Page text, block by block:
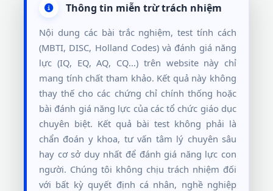
Thông tin miễn trừ trách nhiệm
Nội dung các bài trắc nghiệm, test tính cách
(MBTI, DISC, Holland Codes) và đánh giá năng
lực (IQ, EQ, AQ, CQ...) trên website này chỉ
mang tính chất tham khảo. Kết quả này không
thay thế cho các chứng chỉ chính thống hoặc
bài đánh giá năng lực của các tổ chức giáo dục
chuyên biệt. Kết quả bài test không phải là
chẩn đoán y khoa, tư vấn tâm lý chuyên sâu
hay cơ sở duy nhất để đánh giá năng lực con
người. Chúng tôi không chịu trách nhiệm đối
với bất kỳ quyết định cá nhân, nghề nghiệp